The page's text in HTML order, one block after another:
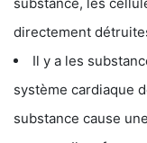
directement
Il y a les
système cardiaque
substance cause